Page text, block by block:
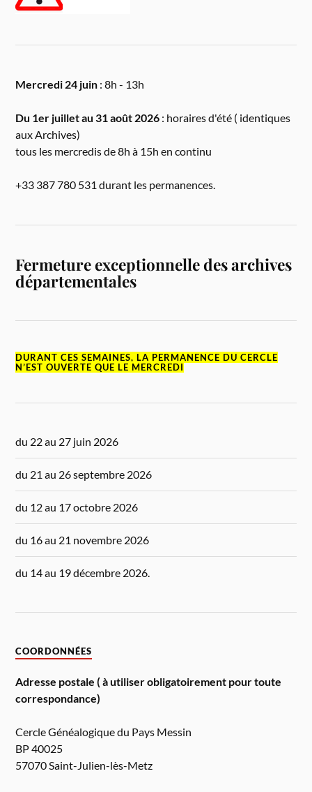
Mercredi 24 juin : 8h - 13h
Du 1er juillet au 31 août 2026 : horaires d'été ( identiques
aux Archives)
tous les mercredis de 8h à 15h en continu
+33 387 780 531 durant les permanences.
Fermeture exceptionnelle des archives
départementales
DURANT CES SEMAINES, LA PERMANENCE DU CERCLE
N’EST OUVERTE QUE LE MERCREDI
du 22 au 27 juin 2026
du 21 au 26 septembre 2026
du 12 au 17 octobre 2026
du 16 au 21 novembre 2026
du 14 au 19 décembre 2026.
COORDONNÉES
Adresse postale ( à utiliser obligatoirement pour toute
correspondance)
Cercle Généalogique du Pays Messin
BP 40025
57070 Saint-Julien-lès-Metz